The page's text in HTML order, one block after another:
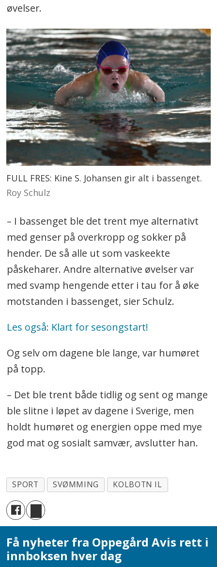
øvelser.
FULL FRES: Kine S. Johansen gir alt i bassenget.
Roy Schulz
– I bassenget ble det trent mye alternativt
med genser på overkropp og sokker på
hender. De så alle ut som vaskeekte
påskeharer. Andre alternative øvelser var
med svamp hengende etter i tau for å øke
motstanden i bassenget, sier Schulz.
Les også: Klart for sesongstart!
Og selv om dagene ble lange, var humøret
på topp.
– Det ble trent både tidlig og sent og mange
ble slitne i løpet av dagene i Sverige, men
holdt humøret og energien oppe med mye
god mat og sosialt samvær, avslutter han.
SPORT SVØMMING KOLBOTN IL
Få nyheter fra Oppegård Avis rett i
innboksen hver dag